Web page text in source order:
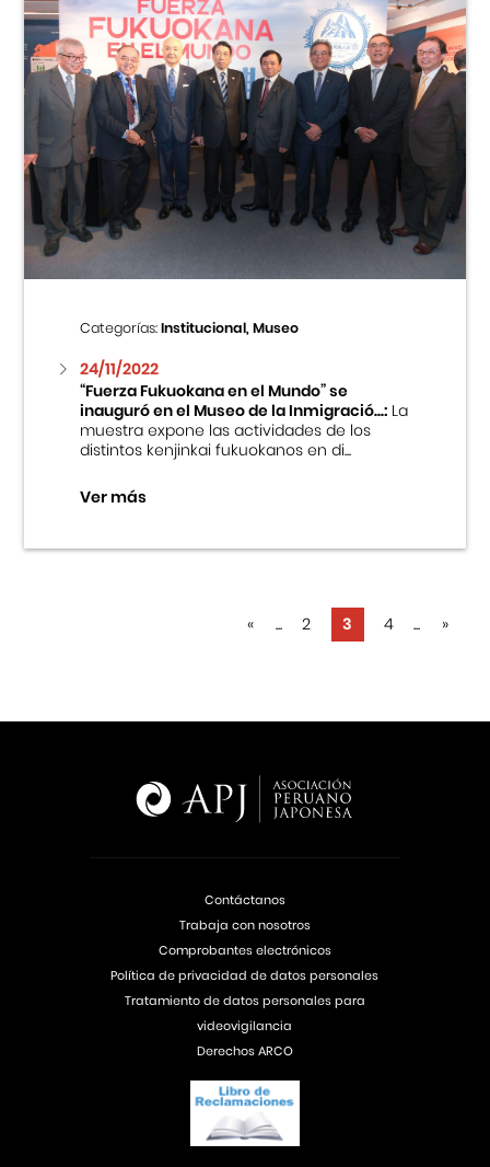
Categorías:Institucional, Museo
24/11/2022
“Fuerza Fukuokana en el Mundo” se
inauguró en el Museo de la Inmigració...:La
muestra expone las actividades de los
distintos kenjinkai fukuokanos en di...
Ver más
« ... 2 3 4 ... »
Contáctanos
Trabaja con nosotros
Comprobantes electrónicos
Política de privacidad de datos personales
Tratamiento de datos personales para
videovigilancia
Derechos ARCO